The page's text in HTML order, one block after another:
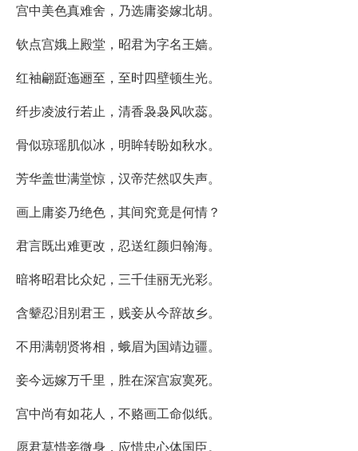
宫中美色真难舍，乃选庸姿嫁北胡。
钦点宫娥上殿堂，昭君为字名王嫱。
红袖翩跹迤逦至，至时四壁顿生光。
纤步凌波行若止，清香袅袅风吹蕊。
骨似琼瑶肌似冰，明眸转盼如秋水。
芳华盖世满堂惊，汉帝茫然叹失声。
画上庸姿乃绝色，其间究竟是何情？
君言既出难更改，忍送红颜归翰海。
暗将昭君比众妃，三千佳丽无光彩。
含颦忍泪别君王，贱妾从今辞故乡。
不用满朝贤将相，蛾眉为国靖边疆。
妾今远嫁万千里，胜在深宫寂寞死。
宫中尚有如花人，不赂画工命似纸。
愿君莫惜妾微身，应惜忠心体国臣。